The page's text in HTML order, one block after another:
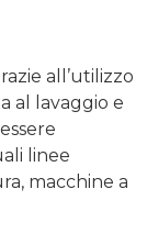
all’utilizzo
al lavaggio e
linee
macchine a